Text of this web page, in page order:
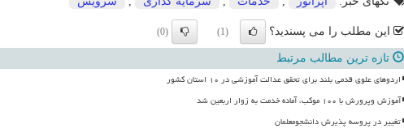
این مطلب را می پسندید؟ (1)
(0)
تازه ترین مطالب مرتبط
اردوهای علوی قدمی بلند برای تحقق عدالت آموزشی در ۱۰ استان کشور
آموزش وپرورش با ۱۰۰ موکب، آماده خدمت به زوار اربعین شد
تغییر در پروسه پذیرش دانشجومعلمان